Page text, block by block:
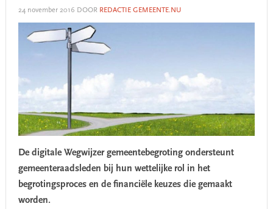
24 november 2016 DOOR REDACTIE GEMEENTE.NU
De digitale Wegwijzer gemeentebegroting ondersteunt
gemeenteraadsleden bij hun wettelijke rol in het
begrotingsproces en de financiële keuzes die gemaakt
worden.